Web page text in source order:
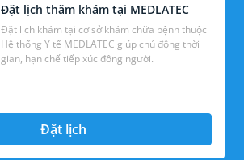
Đặt lịch thăm khám tại MEDLATEC
Đặt lịch khám tại cơ sở khám chữa bệnh thuộc
Hệ thống Y tế MEDLATEC giúp chủ động thời
gian, hạn chế tiếp xúc đông người.
Đặt lịch